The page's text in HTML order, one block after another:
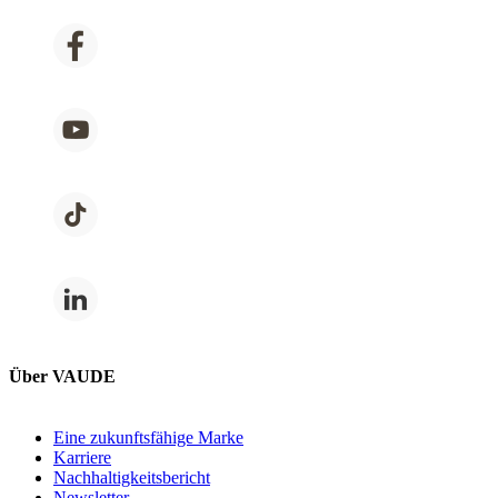
Über VAUDE
Eine zukunftsfähige Marke
Karriere
Nachhaltigkeitsbericht